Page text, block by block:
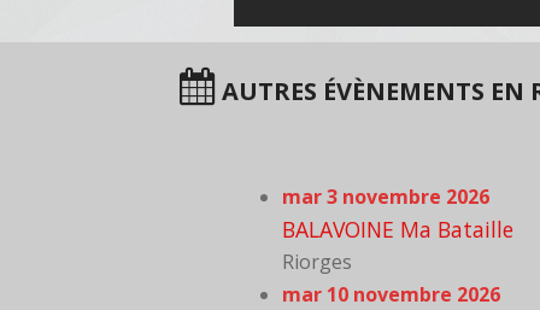
AUTRES ÉVÈNEMENTS
mar 3 novembre 2026
BALAVOINE Ma Bataille
Riorges
mar 10 novembre 2026